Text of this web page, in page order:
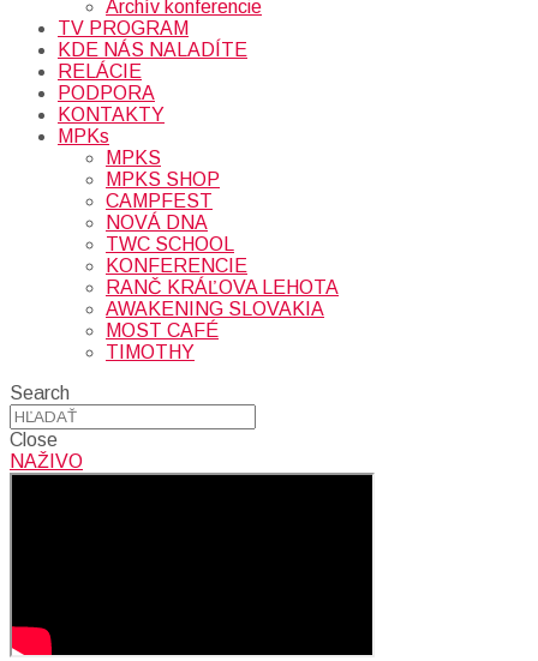
Archív konferencie
TV PROGRAM
KDE NÁS NALADÍTE
RELÁCIE
PODPORA
KONTAKTY
MPKs
MPKS
MPKS SHOP
CAMPFEST
NOVÁ DNA
TWC SCHOOL
KONFERENCIE
RANČ KRÁĽOVA LEHOTA
AWAKENING SLOVAKIA
MOST CAFÉ
TIMOTHY
Search
Close
NAŽIVO